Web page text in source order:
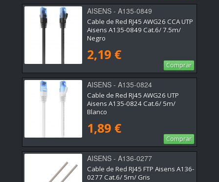
AISENS - A135-0849
Cable de Red RJ45 AWG26 CCA UTP
Aisens A135-0849 Cat.6/ 7.5m/
Negro
2,19 €
Comprar
AISENS - A135-0824
Cable de Red RJ45 AWG26 UTP
Aisens A135-0824 Cat.6/ 5m/
Blanco
1,89 €
Comprar
AISENS - A136-0277
Cable de Red RJ45 FTP Aisens A136-
0277 Cat.6/ 5m/ Gris